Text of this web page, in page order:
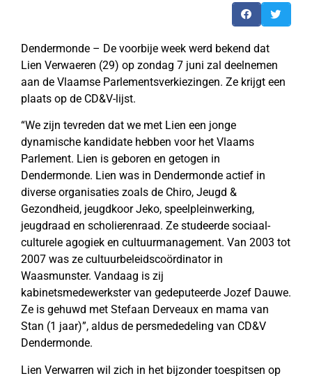
Dendermonde – De voorbije week werd bekend dat
Lien Verwaeren (29) op zondag 7 juni zal deelnemen
aan de Vlaamse Parlementsverkiezingen. Ze krijgt een
plaats op de CD&V-lijst.
“We zijn tevreden dat we met Lien een jonge
dynamische kandidate hebben voor het Vlaams
Parlement. Lien is geboren en getogen in
Dendermonde. Lien was in Dendermonde actief in
diverse organisaties zoals de Chiro, Jeugd &
Gezondheid, jeugdkoor Jeko, speelpleinwerking,
jeugdraad en scholierenraad. Ze studeerde sociaal-
culturele agogiek en cultuurmanagement. Van 2003 tot
2007 was ze cultuurbeleidscoördinator in
Waasmunster. Vandaag is zij
kabinetsmedewerkster van gedeputeerde Jozef Dauwe.
Ze is gehuwd met Stefaan Derveaux en mama van
Stan (1 jaar)”, aldus de persmededeling van CD&V
Dendermonde.
Lien Verwarren wil zich in het bijzonder toespitsen op